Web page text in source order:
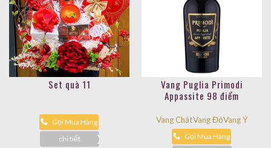
Set quà 11
Gọi Mua Hàng
chi tiết
Vang Puglia Primodi
Appassite 98 điểm
Vang ChátVang ĐỏVang Ý
Gọi Mua Hàng